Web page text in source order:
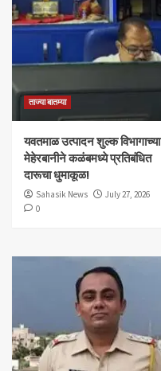
ताज्या बातम्या
यवतमाळ उत्पादन शुल्क विभागाच्या
मेहेरबानीने कळंबमध्ये प्रतिबंधित
दारूचा धुमाकूळ!
Sahasik News
July 27, 2026
0